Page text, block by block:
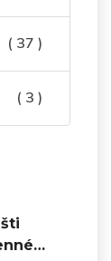
( 37 )
( 3 )